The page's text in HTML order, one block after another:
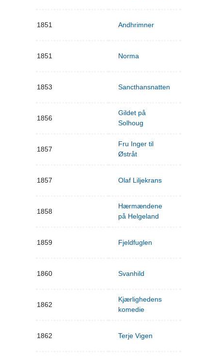
1851 Andhrimner
1851 Norma
1853 Sancthansnatten
1856
Gildet på
Solhoug
1857
Fru Inger til
Østråt
1857 Olaf Liljekrans
1858
Hærmændene
på Helgeland
1859 Fjeldfuglen
1860 Svanhild
1862
Kjærlighedens
komedie
1862 Terje Vigen